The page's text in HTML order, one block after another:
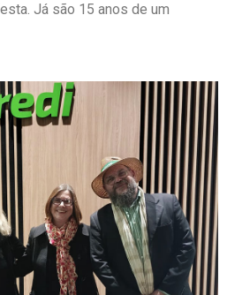
Já são 15 anos de um